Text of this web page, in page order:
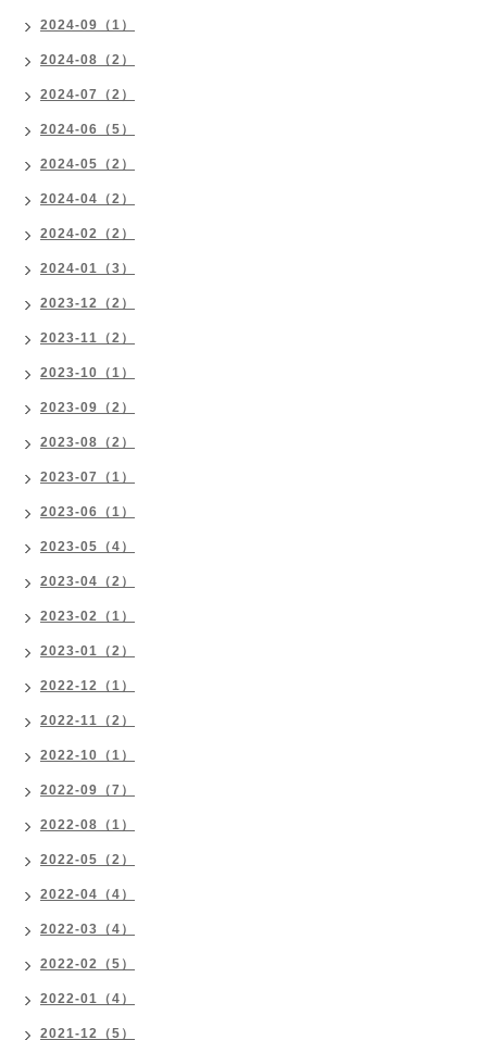
2024-09（1）
2024-08（2）
2024-07（2）
2024-06（5）
2024-05（2）
2024-04（2）
2024-02（2）
2024-01（3）
2023-12（2）
2023-11（2）
2023-10（1）
2023-09（2）
2023-08（2）
2023-07（1）
2023-06（1）
2023-05（4）
2023-04（2）
2023-02（1）
2023-01（2）
2022-12（1）
2022-11（2）
2022-10（1）
2022-09（7）
2022-08（1）
2022-05（2）
2022-04（4）
2022-03（4）
2022-02（5）
2022-01（4）
2021-12（5）